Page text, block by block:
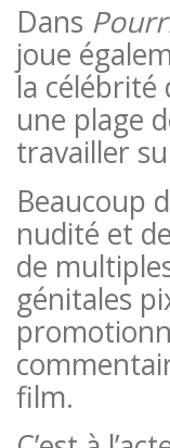
Dans
joue
la célébrité
une plage
travailler
Beaucoup
nudité et
de
génitales
film.